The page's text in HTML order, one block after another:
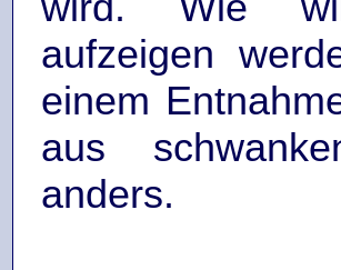
aufzeigen
einem
aus
anders.